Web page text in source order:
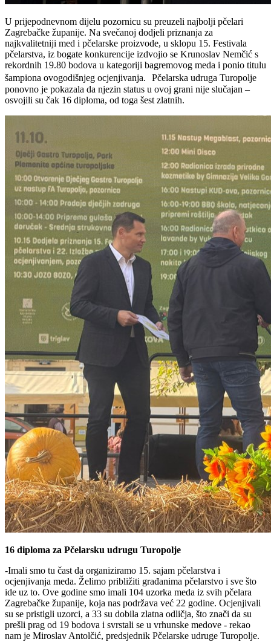
U prijepodnevnom dijelu pozornicu su preuzeli najbolji pčelari
Zagrebačke županije. Na svečanoj dodjeli priznanja za
najkvalitetniji med i pčelarske proizvode, u sklopu 15. Festivala
pčelarstva, iz bogate konkurencije izdvojio se Krunoslav Nemčić s
rekordnih 19.80 bodova u kategoriji bagremovog meda i ponio titulu
šampiona ovogodišnjeg ocjenjivanja. Pčelarska udruga Turopolje
ponovno je pokazala da njezin status u ovoj grani nije slučajan –
osvojili su čak 16 diploma, od toga šest zlatnih.
16 diploma za Pčelarsku udrugu Turopolje
-Imali smo tu čast da organiziramo 15. sajam pčelarstva i
ocjenjivanja meda. Želimo približiti građanima pčelarstvo i sve što
ide uz to. Ove godine smo imali 104 uzorka meda iz svih pčelara
Zagrebačke županije, koja nas podržava već 22 godine. Ocjenjivali
su se pristigli uzorci, a 33 su dobila zlatna odličja, što znači da su
prešli prag od 19 bodova i svrstali se u vrhunske medove - rekao
nam je Miroslav Antolčić, predsjednik Pčelarske udruge Turopolje.